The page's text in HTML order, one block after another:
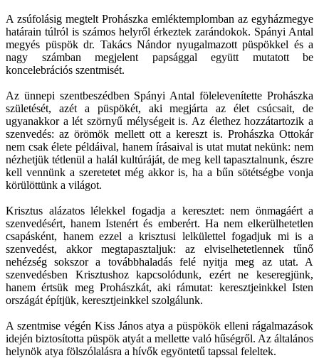
A zsúfolásig megtelt Prohászka emléktemplomban az egyházmegye
határain túlról is számos helyről érkeztek zarándokok. Spányi Antal
megyés püspök dr. Takács Nándor nyugalmazott püspökkel és a
nagy számban megjelent papsággal együtt mutatott be
koncelebrációs szentmisét.
Az ünnepi szentbeszédben Spányi Antal fölelevenítette Prohászka
születését, azét a püspökét, aki megjárta az élet csúcsait, de
ugyanakkor a lét szörnyű mélységeit is. Az élethez hozzátartozik a
szenvedés: az örömök mellett ott a kereszt is. Prohászka Ottokár
nem csak élete példáival, hanem írásaival is utat mutat nekünk: nem
nézhetjük tétlenül a halál kultúráját, de meg kell tapasztalnunk, észre
kell vennünk a szeretetet még akkor is, ha a bűn sötétségbe vonja
körülöttünk a világot.
Krisztus alázatos lélekkel fogadja a keresztet: nem önmagáért a
szenvedésért, hanem Istenért és emberért. Ha nem elkerülhetetlen
csapásként, hanem ezzel a krisztusi lelkülettel fogadjuk mi is a
szenvedést, akkor megtapasztaljuk: az elviselhetetlennek tűnő
nehézség sokszor a továbbhaladás felé nyitja meg az utat. A
szenvedésben Krisztushoz kapcsolódunk, ezért ne keseregjünk,
hanem értsük meg Prohászkát, aki rámutat: keresztjeinkkel Isten
országát építjük, keresztjeinkkel szolgálunk.
A szentmise végén Kiss János atya a püspökök elleni rágalmazások
idején biztosította püspök atyát a mellette való hűségről. Az általános
helynök atya fölszólalásra a hívők egyöntetű tapssal feleltek.